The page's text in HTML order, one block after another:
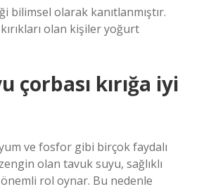
bilimsel olarak kanıtlanmıştır.
olan kişiler yoğurt
çorbası kırığa iyi
ve fosfor gibi birçok faydalı
olan tavuk suyu, sağlıklı
rol oynar. Bu nedenle